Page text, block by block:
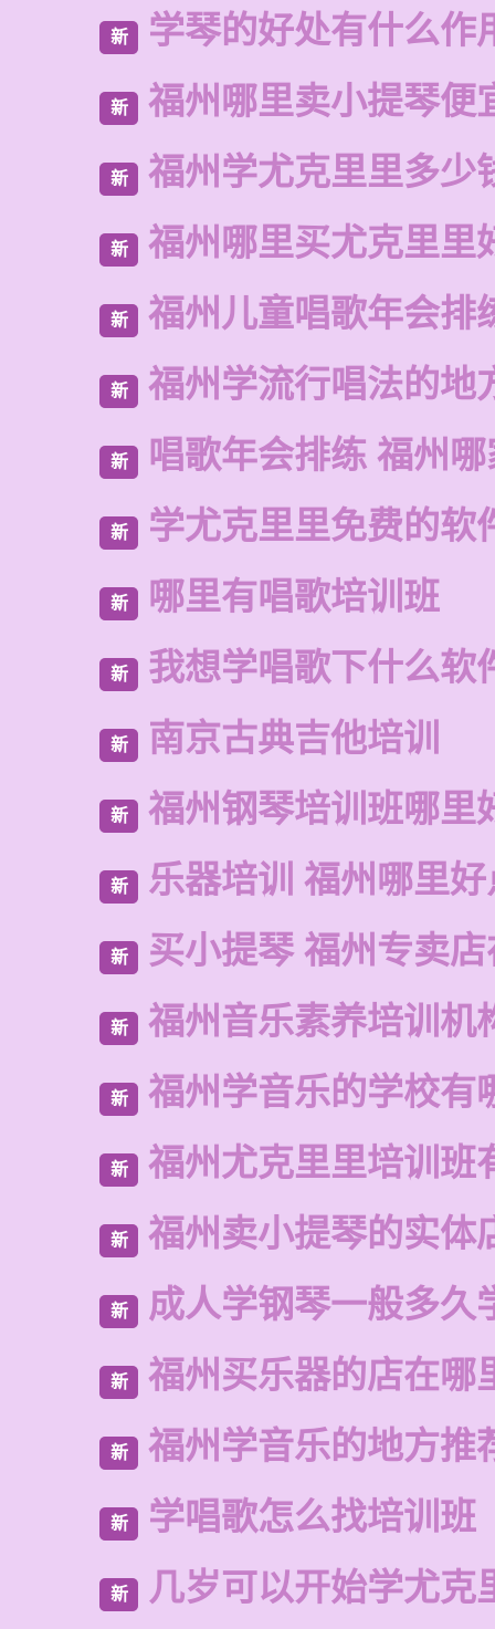
新 学琴的好处有什么作
新 福州哪里卖小提琴便
新 福州学尤克里里多少
新 福州哪里买尤克里里
新 福州儿童唱歌年会排
新 福州学流行唱法的地
新 唱歌年会排练 福州
新 学尤克里里免费的软
新 哪里有唱歌培训班
新 我想学唱歌下什么软
新 南京古典吉他培训
新 福州钢琴培训班哪里
新 乐器培训 福州哪里
新 买小提琴 福州专卖
新 福州音乐素养培训机
新 福州学音乐的学校有
新 福州尤克里里培训班
新 福州卖小提琴的实体
新 成人学钢琴一般多久
新 福州买乐器的店在哪
新 福州学音乐的地方推
新 学唱歌怎么找培训班
新 几岁可以开始学尤克